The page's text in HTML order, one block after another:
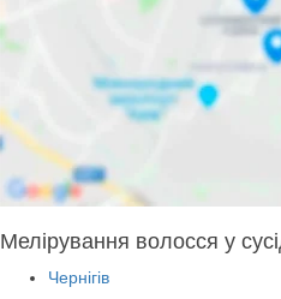
Мелірування волосся у
Чернігів